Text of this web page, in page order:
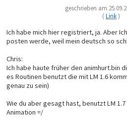
geschrieben am
(Link)
Ich habe mich hier registriert, ja. Aber
posten werde, weil mein deutsch so
Chris:
Ich habe haute früher den animhurt.bin
es Routinen benutzt die mit LM 1.6
genau zu sein)
Wie du aber gesagt hast, benutzt LM
Animation =/